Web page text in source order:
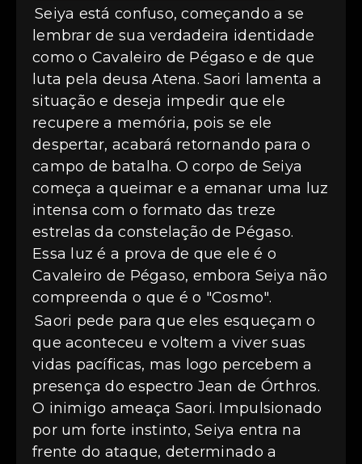
Seiya está confuso, começando a se
lembrar de sua verdadeira identidade
como o Cavaleiro de Pégaso e de que
luta pela deusa Atena. Saori lamenta a
situação e deseja impedir que ele
recupere a memória, pois se ele
despertar, acabará retornando para o
campo de batalha. O corpo de Seiya
começa a queimar e a emanar uma luz
intensa com o formato das treze
estrelas da constelação de Pégaso.
Essa luz é a prova de que ele é o
Cavaleiro de Pégaso, embora Seiya não
compreenda o que é o "Cosmo".
Saori pede para que eles esqueçam o
que aconteceu e voltem a viver suas
vidas pacíficas, mas logo percebem a
presença do espectro Jean de Órthros.
O inimigo ameaça Saori. Impulsionado
por um forte instinto, Seiya entra na
frente do ataque, determinado a